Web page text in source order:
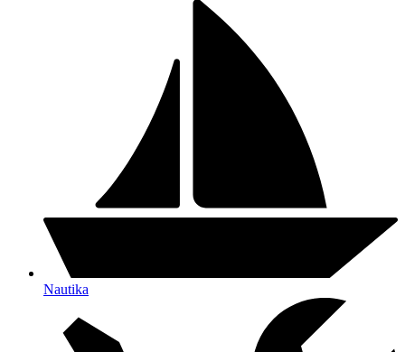
Nautika